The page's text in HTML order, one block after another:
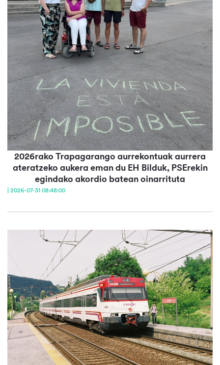
2026rako Trapagarango aurrekontuak aurrera
ateratzeko aukera eman du EH Bilduk, PSErekin
egindako akordio batean oinarrituta
| 2026-07-31 08:48:00